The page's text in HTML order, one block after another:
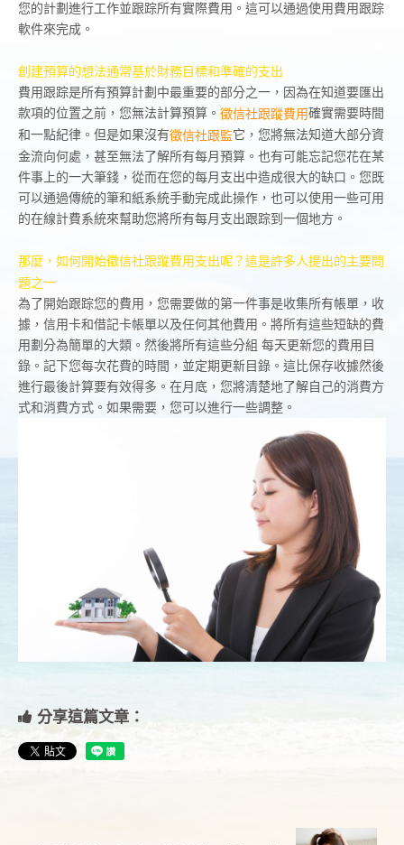
您的計劃進行工作並跟踪所有實際費用。這可以通過使用費用跟踪
軟件來完成。
創建預算的想法通常基於財務目標和準確的支出
費用跟踪是所有預算計劃中最重要的部分之一，因為在知道要匯出
款項的位置之前，您無法計算預算。 徵信社跟蹤費用確實需要時間
和一點紀律。但是如果沒有徵信社跟監它，您將無法知道大部分資
金流向何處，甚至無法了解所有每月預算。也有可能忘記您花在某
件事上的一大筆錢，從而在您的每月支出中造成很大的缺口。您既
可以通過傳統的筆和紙系統手動完成此操作，也可以使用一些可用
的在線計費系統來幫助您將所有每月支出跟踪到一個地方。
那麼，如何開始徵信社跟蹤費用支出呢？這是許多人提出的主要問
題之一
為了開始跟踪您的費用，您需要做的第一件事是收集所有帳單，收
據，信用卡和借記卡帳單以及任何其他費用。將所有這些短缺的費
用劃分為簡單的大類。然後將所有這些分組 每天更新您的費用目
錄。記下您每次花費的時間，並定期更新目錄。這比保存收據然後
進行最後計算要有效得多。在月底，您將清楚地了解自己的消費方
式和消費方式。如果需要，您可以進行一些調整。
分享這篇文章：